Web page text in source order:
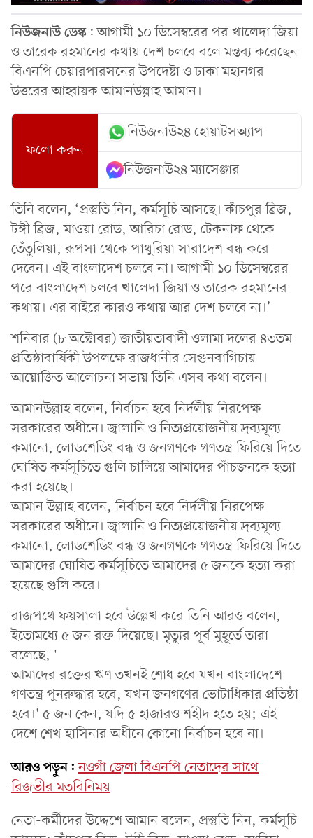
নিউজনাউডেস্ক : আগামী ১০ ডিসেম্বরের পর খালেদা জিয়া
ও তারেক রহমানের কথায় দেশ চলবে বলে মন্তব্য করেছেন
বিএনপি চেয়ারপারসনের উপদেষ্টা ও ঢাকা মহানগর
উত্তরের আহ্বায়ক আমানউল্লাহ আমান।
ফলো করুন
নিউজনাউ২৪ হোয়াটসঅ্যাপ
নিউজনাউ২৪ ম্যাসেঞ্জার
তিনি বলেন, ‘প্রস্তুতি নিন, কর্মসূচি আসছে। কাঁচপুর ব্রিজ,
টঙ্গী ব্রিজ, মাওয়া রোড, আরিচা রোড, টেকনাফ থেকে
তেঁতুলিয়া, রূপসা থেকে পাথুরিয়া সারাদেশ বন্ধ করে
দেবেন। এই বাংলাদেশ চলবে না। আগামী ১০ ডিসেম্বরের
পরে বাংলাদেশ চলবে খালেদা জিয়া ও তারেক রহমানের
কথায়। এর বাইরে কারও কথায় আর দেশ চলবে না।’
শনিবার (৮ অক্টোবর) জাতীয়তাবাদী ওলামা দলের ৪৩তম
প্রতিষ্ঠাবার্ষিকী উপলক্ষে রাজধানীর সেগুনবাগিচায়
আয়োজিত আলোচনা সভায় তিনি এসব কথা বলেন।
আমানউল্লাহ বলেন, নির্বাচন হবে নির্দলীয় নিরপেক্ষ
সরকারের অধীনে। জ্বালানি ও নিত্যপ্রয়োজনীয় দ্রব্যমূল্য
কমানো, লোডশেডিং বন্ধ ও জনগণকে গণতন্ত্র ফিরিয়ে দিতে
ঘোষিত কর্মসূচিতে গুলি চালিয়ে আমাদের পাঁচজনকে হত্যা
করা হয়েছে।
আমান উল্লাহ বলেন, নির্বাচন হবে নির্দলীয় নিরপেক্ষ
সরকারের অধীনে। জ্বালানি ও নিত্যপ্রয়োজনীয় দ্রব্যমূল্য
কমানো, লোডশেডিং বন্ধ ও জনগণকে গণতন্ত্র ফিরিয়ে দিতে
আমাদের ঘোষিত কর্মসূচিতে আমাদের ৫ জনকে হত্যা করা
হয়েছে গুলি করে।
রাজপথে ফয়সালা হবে উল্লেখ করে তিনি আরও বলেন,
ইতোমধ্যে ৫ জন রক্ত দিয়েছে। মৃত্যুর পূর্ব মুহূর্তে তারা
বলেছে, '
আমাদের রক্তের ঋণ তখনই শোধ হবে যখন বাংলাদেশে
গণতন্ত্র পুনরুদ্ধার হবে, যখন জনগণের ভোটাধিকার প্রতিষ্ঠা
হবে।' ৫ জন কেন, যদি ৫ হাজারও শহীদ হতে হয়; এই
দেশে শেখ হাসিনার অধীনে কোনো নির্বাচন হবে না।
আরও পড়ুন: নওগাঁ জেলা বিএনপি নেতাদের সাথে
রিজভীর মতবিনিময়
নেতা-কর্মীদের উদ্দেশে আমান বলেন, প্রস্তুতি নিন, কর্মসূচি